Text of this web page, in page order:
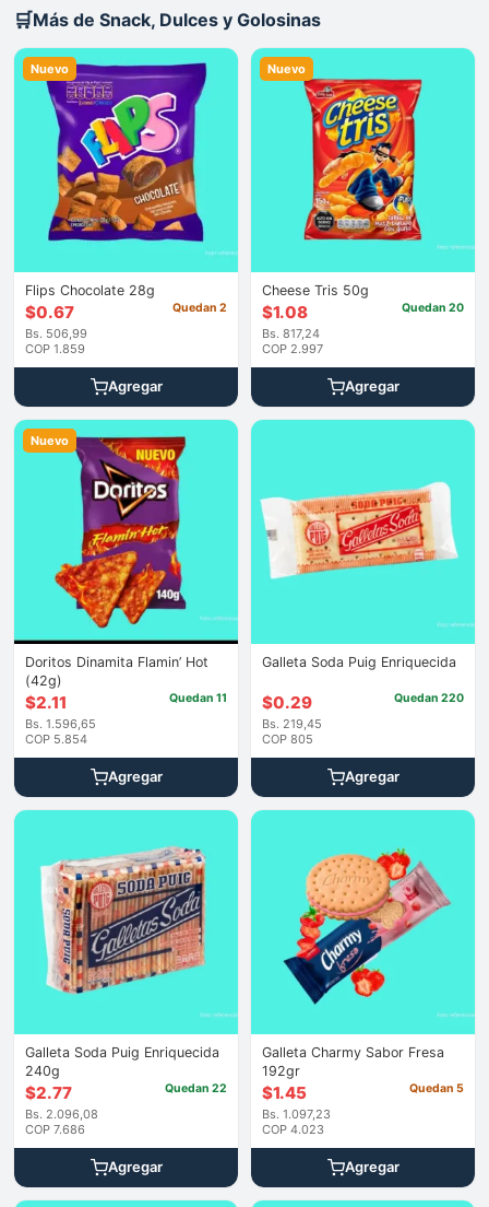
🛒Más de Snack, Dulces y Golosinas
Nuevo
Flips Chocolate 28g
$0.67
Bs. 506,99
COP 1.859
Quedan 2
Agregar
Nuevo
Cheese Tris 50g
$1.08
Bs. 817,24
COP 2.997
Quedan 20
Agregar
Nuevo
Doritos Dinamita Flamin’ Hot
(42g)
$2.11
Bs. 1.596,65
COP 5.854
Quedan 11
Agregar
Galleta Soda Puig Enriquecida
$0.29
Bs. 219,45
COP 805
Quedan 220
Agregar
Galleta Soda Puig Enriquecida
240g
$2.77
Bs. 2.096,08
COP 7.686
Quedan 22
Agregar
Galleta Charmy Sabor Fresa
192gr
$1.45
Bs. 1.097,23
COP 4.023
Quedan 5
Agregar